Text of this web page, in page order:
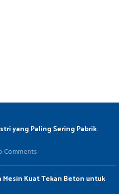
yang Paling Sering Pabrik
Comments
Mesin Kuat Tekan Beton untuk